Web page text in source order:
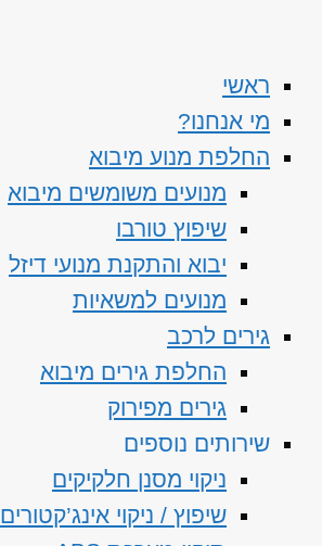
ראשי
מי אנחנו?
החלפת מנוע מיבוא
מנועים משומשים מיבוא
שיפוץ טורבו
יבוא והתקנת מנועי דיזל
מנועים למשאיות
גירים לרכב
החלפת גירים מיבוא
גירים מפירוק
שירותים נוספים
ניקוי מסנן חלקיקים
שיפוץ / ניקוי אינג’קטורים